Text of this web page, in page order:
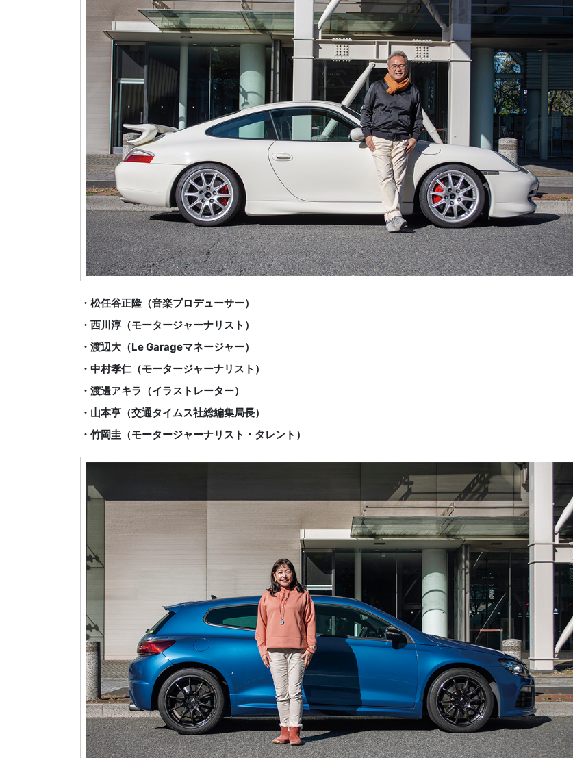
・松任谷正隆（音楽プロデューサー）
・西川淳（モータージャーナリスト）
・渡辺大（Le Garageマネージャー）
・中村孝仁（モータージャーナリスト）
・渡邊アキラ（イラストレーター）
・山本亨（交通タイムス社総編集局長）
・竹岡圭（モータージャーナリスト・タレント）